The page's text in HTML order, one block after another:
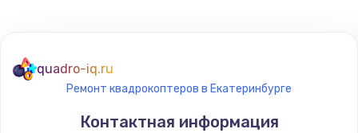
quadro-iq.ru
Ремонт квадрокоптеров в Екатеринбурге
Контактная информация